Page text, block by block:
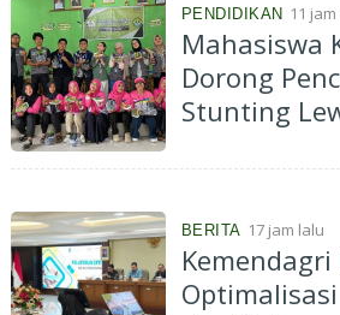
PENDIDIKAN 11
Mahasiswa
Dorong
Stunting
Kelawat
BERITA 17 jam lalu